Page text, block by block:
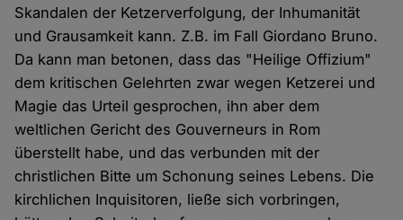
Skandalen der Ketzerverfolgung, der Inhumanität
und Grausamkeit kann. Z.B. im Fall Giordano Bruno.
Da kann man betonen, dass das "Heilige Offizium"
dem kritischen Gelehrten zwar wegen Ketzerei und
Magie das Urteil gesprochen, ihn aber dem
weltlichen Gericht des Gouverneurs in Rom
überstellt habe, und das verbunden mit der
christlichen Bitte um Schonung seines Lebens. Die
kirchlichen Inquisitoren, ließe sich vorbringen,